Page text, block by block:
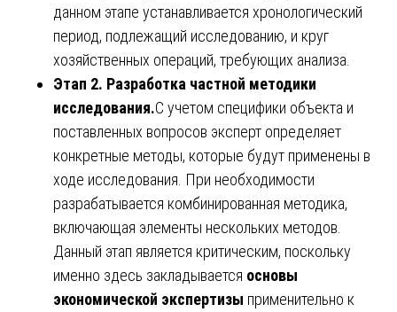
данном этапе устанавливается хронологический
период, подлежащий исследованию, и круг
хозяйственных операций, требующих анализа.
Этап 2. Разработка частной методики
исследования.С учетом специфики объекта и
поставленных вопросов эксперт определяет
конкретные методы, которые будут применены в
ходе исследования. При необходимости
разрабатывается комбинированная методика,
включающая элементы нескольких методов.
Данный этап является критическим, поскольку
именно здесь закладывается основы
экономической экспертизы применительно к